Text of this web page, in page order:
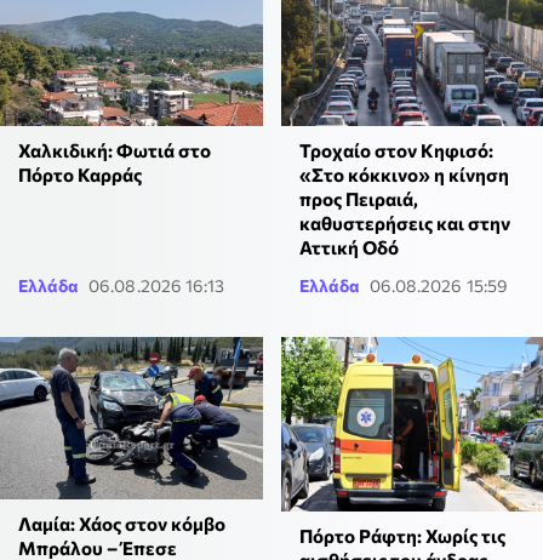
Χαλκιδική: Φωτιά στο
Πόρτο Καρράς
Ελλάδα 06.08.2026 16:13
Τροχαίο στον Κηφισό:
«Στο κόκκινο» η κίνηση
προς Πειραιά,
καθυστερήσεις και στην
Αττική Οδό
Ελλάδα 06.08.2026 15:59
Λαμία: Χάος στον κόμβο
Μπράλου – Έπεσε
Πόρτο Ράφτη: Χωρίς τις